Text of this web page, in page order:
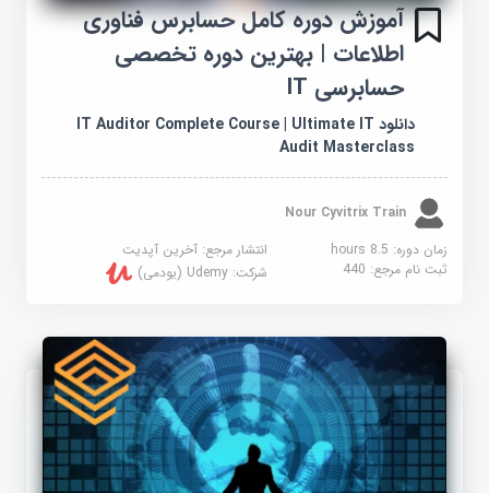
آموزش دوره کامل حسابرس فناوری
اطلاعات | بهترین دوره تخصصی
حسابرسی IT
دانلود IT Auditor Complete Course | Ultimate IT
Audit Masterclass
Nour Cyvitrix Train
زمان دوره: 8.5 hours
انتشار مرجع:آخرین آپدیت
ثبت نام مرجع:440 شرکت:Udemy (یودمی)